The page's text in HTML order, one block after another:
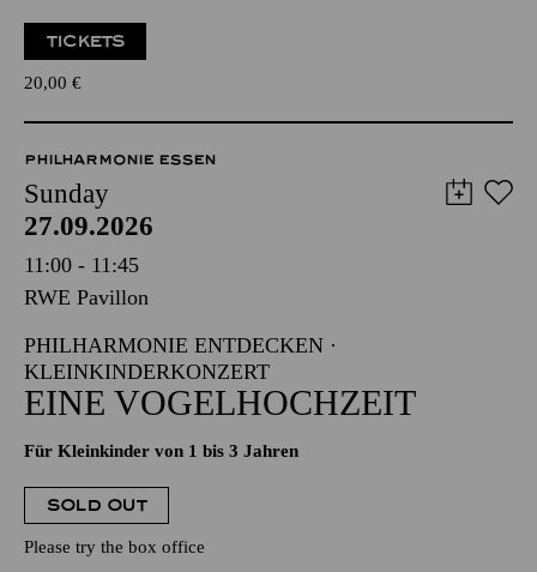
TICKETS
20,00 €
PHILHARMONIE ESSEN
Sunday
27.09.2026
11:00 - 11:45
RWE Pavillon
PHILHARMONIE ENTDECKEN ·
KLEINKINDERKONZERT
EINE VOGELHOCHZEIT
Für Kleinkinder von 1 bis 3 Jahren
SOLD OUT
Please try the box office